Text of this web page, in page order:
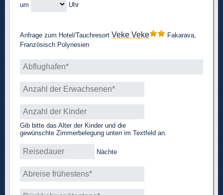
um Uhr
Anfrage zum Hotel/Tauchresort Veke Veke
Fakarava,
Französisch Polynesien
Gib bitte das Alter der Kinder und die
gewünschte Zimmerbelegung unten im Textfeld an.
Nächte